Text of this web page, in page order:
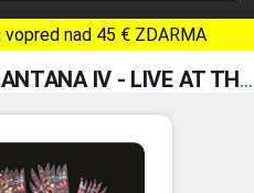
nad 45 € ZDARMA
IV - LIVE AT THE HOUSE OF BLUES LAS VEGAS (2CD+DVD)